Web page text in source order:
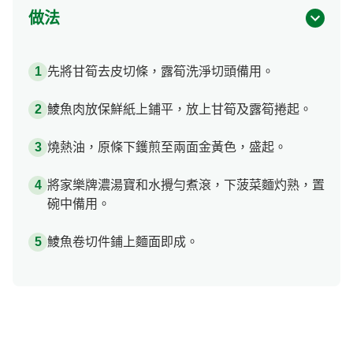
做法
先將甘筍去皮切條，露筍洗淨切頭備用。
鯪魚肉放保鮮紙上鋪平，放上甘筍及露筍捲起。
燒熱油，原條下鑊煎至兩面金黃色，盛起。
將家樂牌濃湯寶和水攪勻煮滾，下菠菜麵灼熟，置
碗中備用。
鯪魚卷切件鋪上麵面即成。